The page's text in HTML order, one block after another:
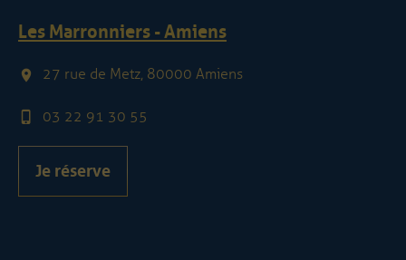
Les Marronniers - Amiens
27 rue de Metz, 80000 Amiens
03 22 91 30 55
Je réserve